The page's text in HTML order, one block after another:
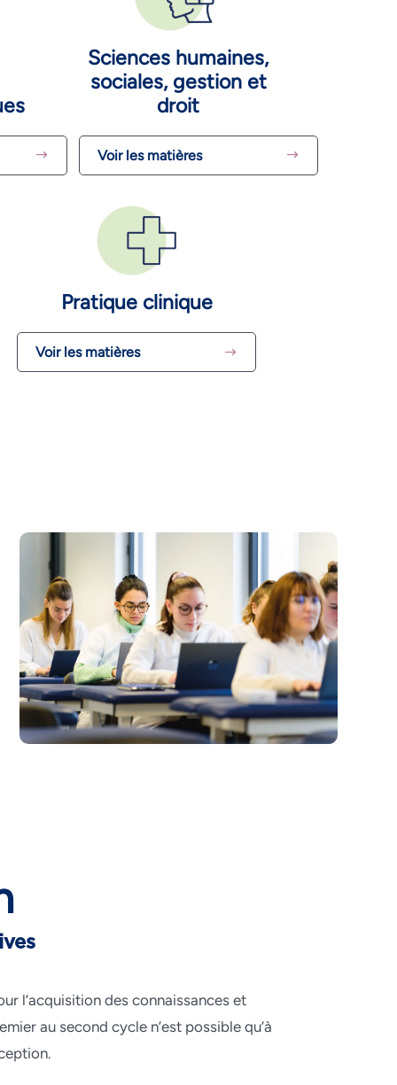
Sciences humaines,
sociales, gestion et
droit
Voir les matières
Pratique clinique
Voir les matières
l’acquisition des connaissances et
au second cycle n’est possible qu’à